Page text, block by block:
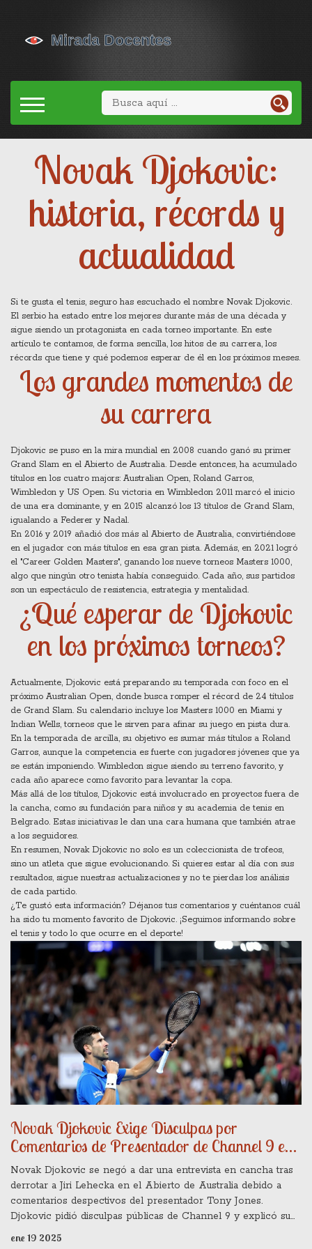
Novak Djokovic:
historia, récords y
actualidad
Si te gusta el tenis, seguro has escuchado el nombre Novak Djokovic.
El serbio ha estado entre los mejores durante más de una década y
sigue siendo un protagonista en cada torneo importante. En este
artículo te contamos, de forma sencilla, los hitos de su carrera, los
récords que tiene y qué podemos esperar de él en los próximos meses.
Los grandes momentos de
su carrera
Djokovic se puso en la mira mundial en 2008 cuando ganó su primer
Grand Slam en el Abierto de Australia. Desde entonces, ha acumulado
títulos en los cuatro majors: Australian Open, Roland Garros,
Wimbledon y US Open. Su victoria en Wimbledon 2011 marcó el inicio
de una era dominante, y en 2015 alcanzó los 13 títulos de Grand Slam,
igualando a Federer y Nadal.
En 2016 y 2019 añadió dos más al Abierto de Australia, convirtiéndose
en el jugador con más títulos en esa gran pista. Además, en 2021 logró
el "Career Golden Masters", ganando los nueve torneos Masters 1000,
algo que ningún otro tenista había conseguido. Cada año, sus partidos
son un espectáculo de resistencia, estrategia y mentalidad.
¿Qué esperar de Djokovic
en los próximos torneos?
Actualmente, Djokovic está preparando su temporada con foco en el
próximo Australian Open, donde busca romper el récord de 24 títulos
de Grand Slam. Su calendario incluye los Masters 1000 en Miami y
Indian Wells, torneos que le sirven para afinar su juego en pista dura.
En la temporada de arcilla, su objetivo es sumar más títulos a Roland
Garros, aunque la competencia es fuerte con jugadores jóvenes que ya
se están imponiendo. Wimbledon sigue siendo su terreno favorito, y
cada año aparece como favorito para levantar la copa.
Más allá de los títulos, Djokovic está involucrado en proyectos fuera de
la cancha, como su fundación para niños y su academia de tenis en
Belgrado. Estas iniciativas le dan una cara humana que también atrae
a los seguidores.
En resumen, Novak Djokovic no solo es un coleccionista de trofeos,
sino un atleta que sigue evolucionando. Si quieres estar al día con sus
resultados, sigue nuestras actualizaciones y no te pierdas los análisis
de cada partido.
¿Te gustó esta información? Déjanos tus comentarios y cuéntanos cuál
ha sido tu momento favorito de Djokovic. ¡Seguimos informando sobre
el tenis y todo lo que ocurre en el deporte!
Novak Djokovic Exige Disculpas por
Comentarios de Presentador de Channel 9 en
el Abierto de Australia
Novak Djokovic se negó a dar una entrevista en cancha tras
derrotar a Jiri Lehecka en el Abierto de Australia debido a
comentarios despectivos del presentador Tony Jones.
Djokovic pidió disculpas públicas de Channel 9 y explicó su
decisión en una conferencia de prensa. La polémica ha
ene 19 2025